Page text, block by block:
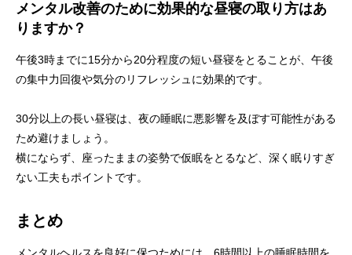
メンタル改善のために効果的な昼寝の取り方はあ
りますか？
午後3時までに15分から20分程度の短い昼寝をとることが、午後
の集中力回復や気分のリフレッシュに効果的です。
30分以上の長い昼寝は、夜の睡眠に悪影響を及ぼす可能性がある
ため避けましょう。
横にならず、座ったままの姿勢で仮眠をとるなど、深く眠りすぎ
ない工夫もポイントです。
まとめ